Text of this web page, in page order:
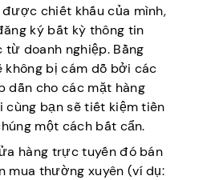
được chiết khấu của mình,
ký bất kỳ thông tin
doanh nghiệp. Bằng
không bị cám dỗ bởi các
dẫn cho các mặt hàng
bạn sẽ tiết kiệm tiền
một cách bất cẩn.
hàng trực tuyến đó bán
mua thường xuyên (ví dụ: